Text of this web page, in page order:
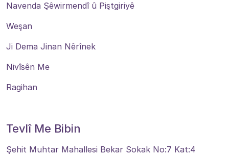
Navenda Şêwirmendî û Piştgiriyê
Weşan
Ji Dema Jinan Nêrînek
Nivîsên Me
Ragihan
Tevlî Me Bibin
Şehit Muhtar Mahallesi Bekar Sokak No:7 Kat:4